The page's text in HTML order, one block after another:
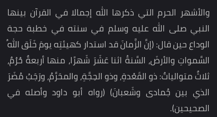
والأشهر الحرم التي ذكرها الله إجمالا في القرآن بينها
النبي صلى الله عليه وسلم في سنته في خطبة حجة
الوداع حين قال: (إنَّ الزَّمانَ قد استدار كهيئتِه يومَ خَلَق اللهُ
السَّمواتِ والأرضَ، السَّنةُ اثنا عَشَرَ شَهرًا، منها أربعةٌ حُرُمٌ،
ثلاثٌ متوالياتٌ: ذو القَعْدةِ، وذو الحِجَّةِ، والمحَرَّمُ، ورَجَبُ مُضَرَ
الذي بين جُمادى وشَعبانَ) (رواه أبو داود وأصله في
الصحيحين).